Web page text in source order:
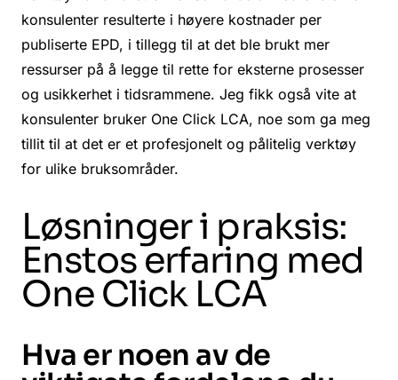
konsulenter resulterte i høyere kostnader per
publiserte EPD, i tillegg til at det ble brukt mer
ressurser på å legge til rette for eksterne prosesser
og usikkerhet i tidsrammene. Jeg fikk også vite at
konsulenter bruker One Click LCA, noe som ga meg
tillit til at det er et profesjonelt og pålitelig verktøy
for ulike bruksområder.
Løsninger i praksis:
Enstos erfaring med
One Click LCA
Hva er noen av de